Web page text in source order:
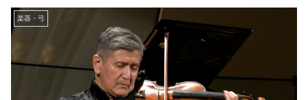
楽器・弓